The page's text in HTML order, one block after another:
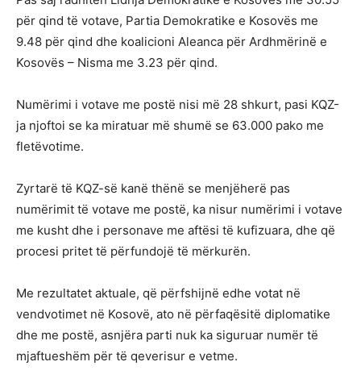
për qind të votave, Partia Demokratike e Kosovës me
9.48 për qind dhe koalicioni Aleanca për Ardhmërinë e
Kosovës – Nisma me 3.23 për qind.
Numërimi i votave me postë nisi më 28 shkurt, pasi KQZ-
ja njoftoi se ka miratuar më shumë se 63.000 pako me
fletëvotime.
Zyrtarë të KQZ-së kanë thënë se menjëherë pas
numërimit të votave me postë, ka nisur numërimi i votave
me kusht dhe i personave me aftësi të kufizuara, dhe që
procesi pritet të përfundojë të mërkurën.
Me rezultatet aktuale, që përfshijnë edhe votat në
vendvotimet në Kosovë, ato në përfaqësitë diplomatike
dhe me postë, asnjëra parti nuk ka siguruar numër të
mjaftueshëm për të qeverisur e vetme.